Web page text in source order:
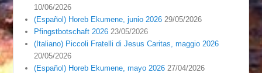
10/06/2026
(Español) Horeb Ekumene, junio 2026 29/05/2026
Pfingstbotschaft 2026 23/05/2026
(Italiano) Piccoli Fratelli di Jesus Caritas, maggio 2026
20/05/2026
(Español) Horeb Ekumene, mayo 2026 27/04/2026